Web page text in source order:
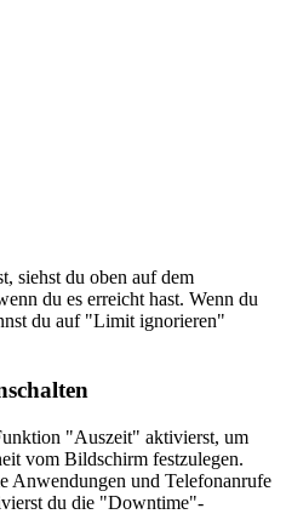
siehst du oben auf dem
du es erreicht hast. Wenn du
du auf "Limit ignorieren"
"Auszeit" aktivierst, um
vom Bildschirm festzulegen.
Anwendungen und Telefonanrufe
du die "Downtime"-